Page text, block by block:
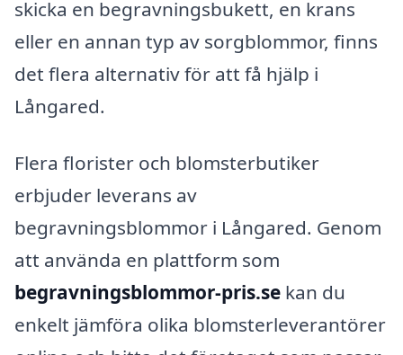
skicka en begravningsbukett, en krans
eller en annan typ av sorgblommor, finns
det flera alternativ för att få hjälp i
Långared.
Flera florister och blomsterbutiker
erbjuder leverans av
begravningsblommor i Långared. Genom
att använda en plattform som
begravningsblommor-pris.se kan du
enkelt jämföra olika blomsterleverantörer